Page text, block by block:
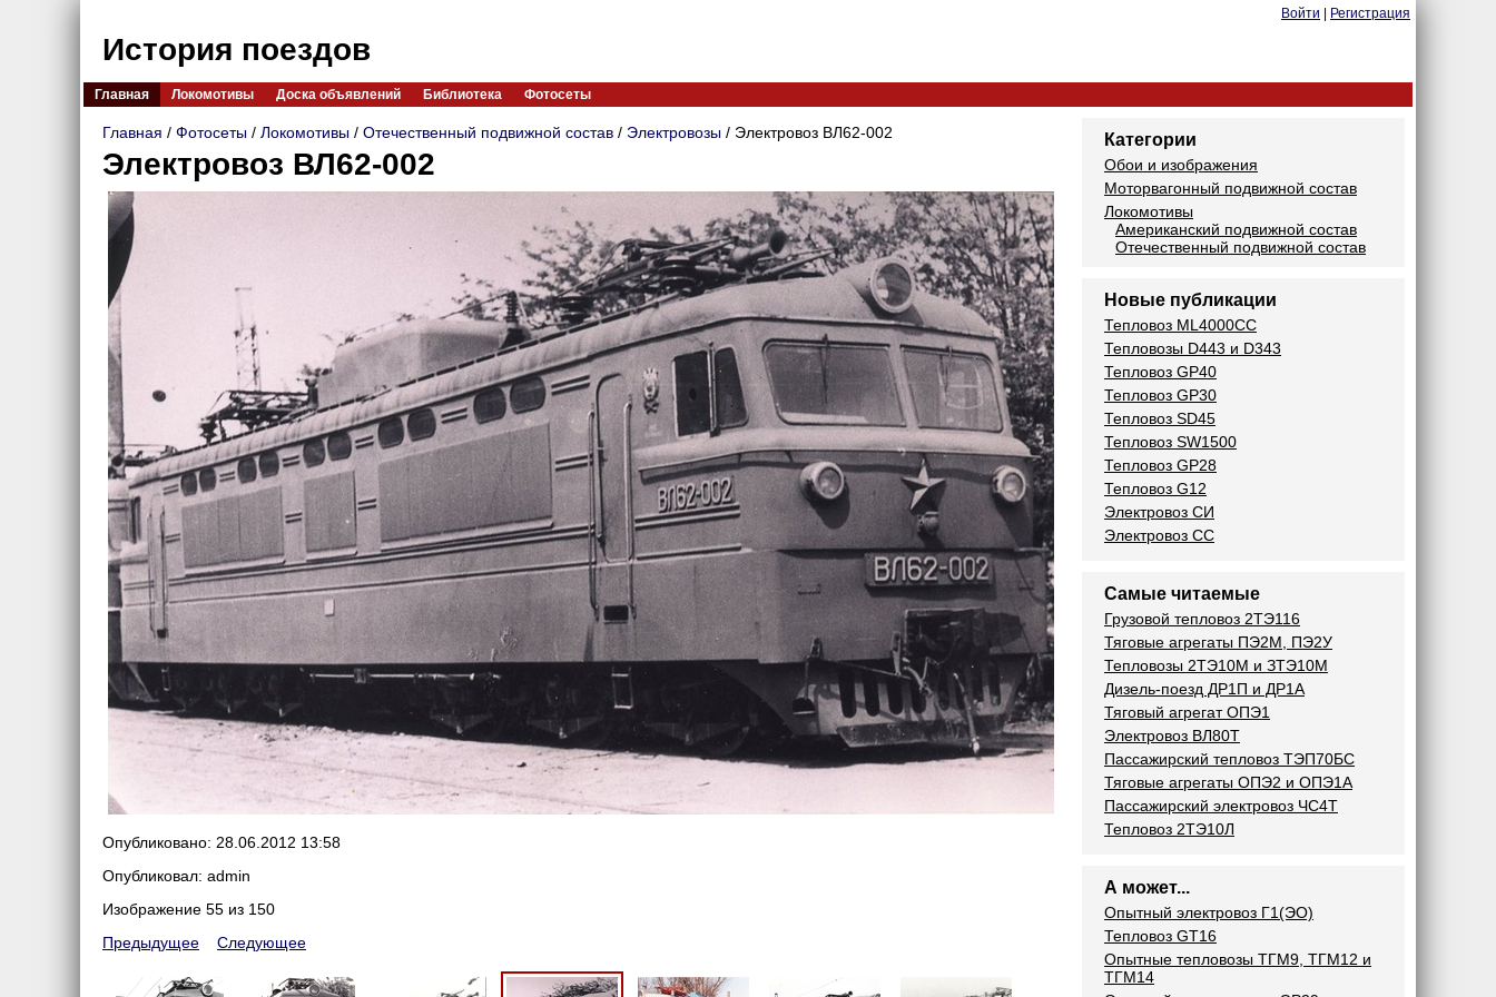
Войти Регистрация
История поездов
Главная Локомотивы Доска объявлений Библиотека Фотосеты
Главная / Фотосеты / Локомотивы / Отечественный подвижной состав / Электровозы / Электровоз ВЛ62-002
Электровоз ВЛ62-002
Опубликовано: 28.06.2012 13:58
Опубликовал: admin
Изображение 55 из 150
Предыдущее
Следующее
Категории
Обои и изображения
Моторвагонный подвижной состав
Локомотивы
Американский подвижной состав
Отечественный подвижной состав
Новые публикации
Тепловоз ML4000CC
Тепловозы D443 и D343
Тепловоз GP40
Тепловоз GP30
Тепловоз SD45
Тепловоз SW1500
Тепловоз GP28
Тепловоз G12
Электровоз СИ
Электровоз СС
Самые читаемые
Грузовой тепловоз 2ТЭ116
Тяговые агрегаты ПЭ2М, ПЭ2У
Тепловозы 2ТЭ10М и ЗТЭ10М
Дизель-поезд ДР1П и ДР1А
Тяговый агрегат ОПЭ1
Электровоз ВЛ80Т
Пассажирский тепловоз ТЭП70БС
Тяговые агрегаты ОПЭ2 и ОПЭ1А
Пассажирский электровоз ЧС4Т
Тепловоз 2ТЭ10Л
А может...
Опытный электровоз Г1(ЭО)
Тепловоз GT16
Опытные тепловозы ТГМ9, ТГМ12 и
TГM14